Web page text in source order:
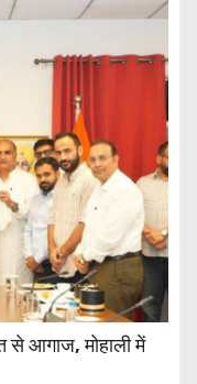
आगाज, मोहाली में